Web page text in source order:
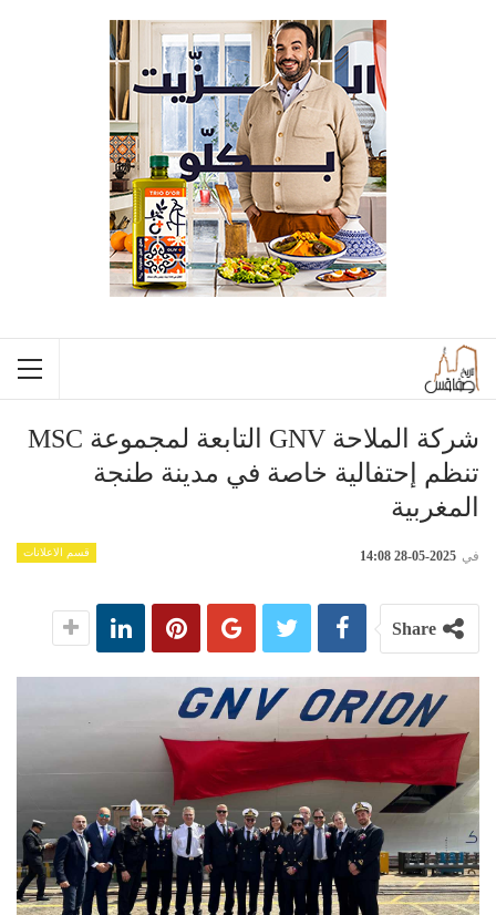
شركة الملاحة GNV التابعة لمجموعة MSC
تنظم إحتفالية خاصة في مدينة طنجة
المغربية
قسم الاعلانات في 2025-05-28 14:08
Share